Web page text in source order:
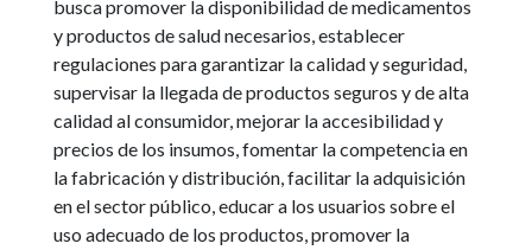
busca promover la disponibilidad de medicamentos
y productos de salud necesarios, establecer
regulaciones para garantizar la calidad y seguridad,
supervisar la llegada de productos seguros y de alta
calidad al consumidor, mejorar la accesibilidad y
precios de los insumos, fomentar la competencia en
la fabricación y distribución, facilitar la adquisición
en el sector público, educar a los usuarios sobre el
uso adecuado de los productos, promover la